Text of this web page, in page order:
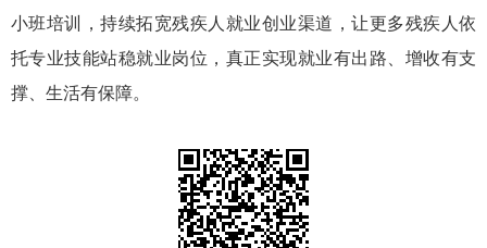
小班培训，持续拓宽残疾人就业创业渠道，让更多残疾人依
托专业技能站稳就业岗位，真正实现就业有出路、增收有支
撑、生活有保障。